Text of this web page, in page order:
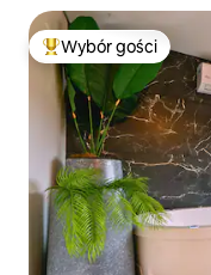
Najpopularniejsze z
Wybór gości